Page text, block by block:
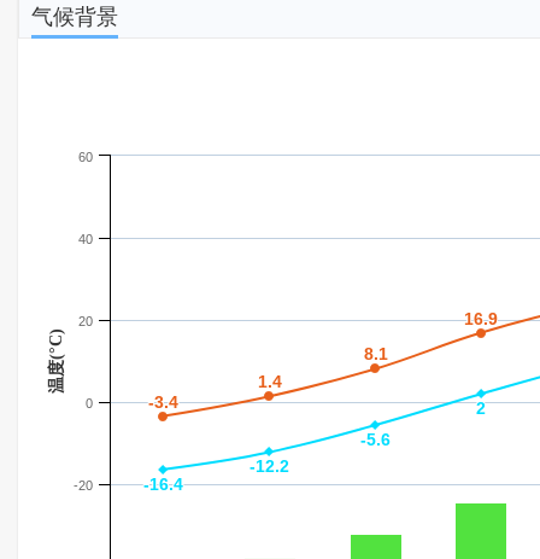
气候背景
温度(°C)
-3.4
-3.4
1.4
1.4
8.1
8.1
16.9
16.9
-16.4
-16.4
-12.2
-12.2
-5.6
-5.6
2
2
-20
0
20
40
60